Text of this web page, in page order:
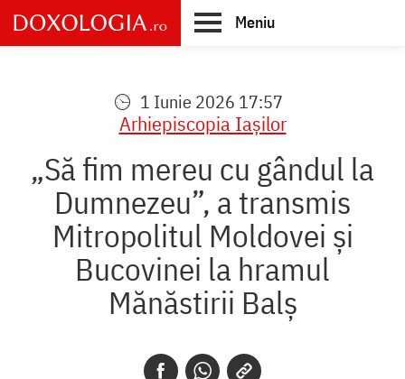
Skip
to
main
Meniu
1 Iunie 2026 17:57
Arhiepiscopia Iaşilor
„Să fim mereu cu gândul la
Dumnezeu”, a transmis
Mitropolitul Moldovei și
Bucovinei la hramul
Mănăstirii Balș